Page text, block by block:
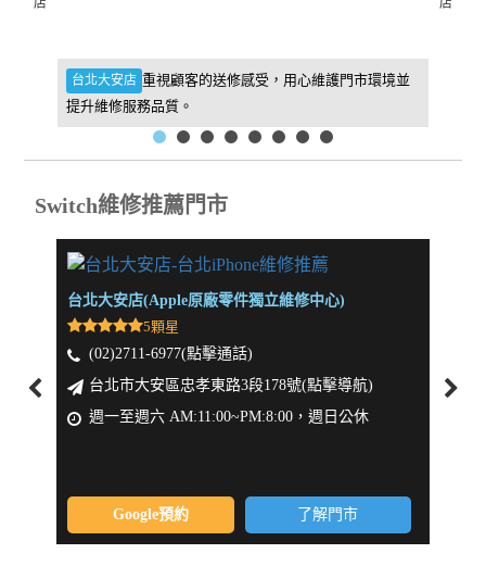
台北大安店 重視顧客的送修感受，用心維護門市環境並
提升維修服務品質。
店
店
Switch維修推薦門市
台北大安店(Apple原廠零件獨立維修中心)
5顆星
(02)2711-6977(點擊通話)
台北市大安區忠孝東路3段178號(點擊導航)
週一至週六 AM:11:00~PM:8:00，週日公休
Google預約 了解門市